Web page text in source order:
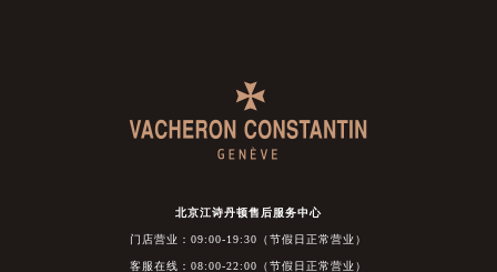
北京江诗丹顿售后服务中心
门店营业：09:00-19:30（节假日正常营业）
客服在线：08:00-22:00（节假日正常营业）